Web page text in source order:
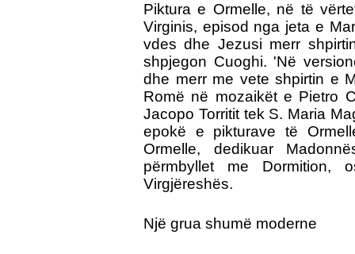
Piktura e Ormelle, në të
Virginis, episod nga jeta e
vdes dhe Jezusi merr
shpjegon Cuoghi. 'Në
dhe merr me vete shpirtin e
Romë në mozaikët e Pietro
Jacopo Torritit tek S. Maria
epokë e pikturave të
Ormelle, dedikuar
përmbyllet me
Virgjëreshës.
Një grua shumë moderne